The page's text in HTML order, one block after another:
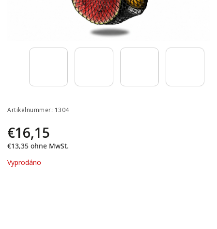
Artikelnummer: 1304
€16,15
€13,35 ohne MwSt.
Vyprodáno